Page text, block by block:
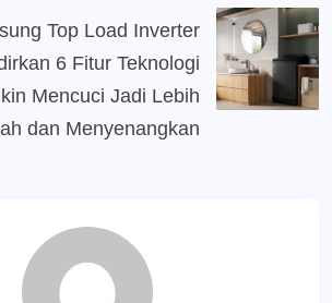
Top Load Inverter
6 Fitur Teknologi
Mencuci Jadi Lebih
dan Menyenangkan